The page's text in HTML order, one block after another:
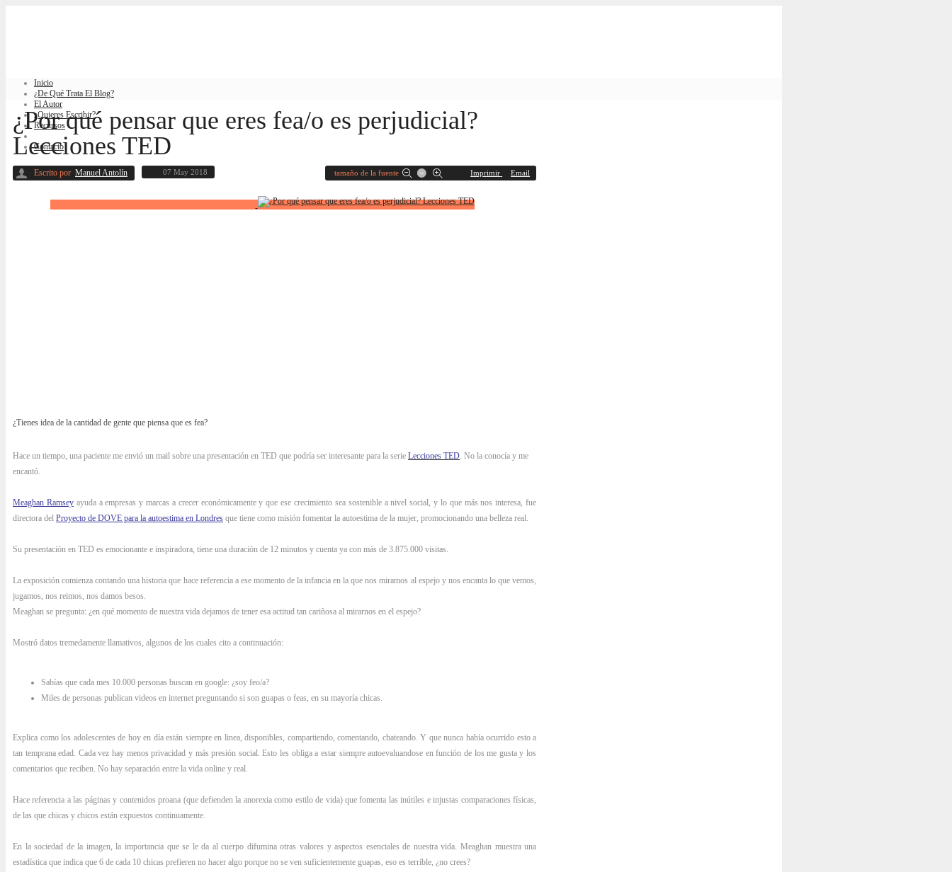
Inicio
¿De Qué Trata El Blog?
El Autor
¿Quieres Escribir?
Recursos
Contacto
¿Por qué pensar que eres fea/o es perjudicial?
Lecciones TED
Escrito por Manuel Antolín 07 May 2018 tamaño de la fuente Imprimir Email
¿Tienes idea de la cantidad de gente que piensa que es fea?
Hace un tiempo, una paciente me envió un mail sobre una presentación en TED que podría ser interesante para la serie Lecciones TED. No la conocía y me
encantó.
Meaghan Ramseyayuda a empresas y marcas a crecer económicamente y que ese crecimiento sea sostenible a nivel social, y lo que más nos interesa, fue
directora del Proyecto de DOVE para la autoestima en Londres que tiene como misión fomentar la autoestima de la mujer, promocionando una belleza real.
Su presentación en TED es emocionante e inspiradora, tiene una duración de 12 minutos y cuenta ya con más de 3.875.000 visitas.
La exposición comienza contando una historia que hace referencia a ese momento de la infancia en la que nos miramos al espejo y nos encanta lo que vemos,
jugamos, nos reimos, nos damos besos.
Meaghan se pregunta: ¿en qué momento de nuestra vida dejamos de tener esa actitud tan cariñosa al mirarnos en el espejo?
Mostró datos tremedamente llamativos, algunos de los cuales cito a continuación:
Sabías que cada mes 10.000 personas buscan en google: ¿soy feo/a?
Miles de personas publican videos en internet preguntando si son guapas o feas, en su mayoría chicas.
Explica como los adolescentes de hoy en día están siempre en linea, disponibles, compartiendo, comentando, chateando. Y que nunca había ocurrido esto a
tan temprana edad. Cada vez hay menos privacidad y más presión social. Esto les obliga a estar siempre autoevaluandose en función de los me gusta y los
comentarios que reciben. No hay separación entre la vida online y real.
Hace referencia a las páginas y contenidos proana (que defienden la anorexia como estilo de vida) que fomenta las inútiles e injustas comparaciones físicas,
de las que chicas y chicos están expuestos continuamente.
En la sociedad de la imagen, la importancia que se le da al cuerpo difumina otras valores y aspectos esenciales de nuestra vida. Meaghan muestra una
estadística que indica que 6 de cada 10 chicas prefieren no hacer algo porque no se ven suficientemente guapas, eso es terrible, ¿no crees?